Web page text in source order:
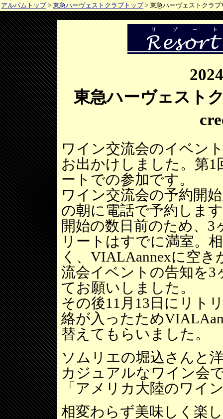
アルバムトップ> 東急ハーヴェストクラブトップ> 東急ハーヴェストクラブ
東急ハーヴェスト
ワイン交流会のイベン
お出かけしました。第
ートでの参加です。
ワイン交流会の予約開
の朝に電話で予約しま
開始の数日前のため、
リートはすでに満室。
く、VIALAannexに空
流会イベントの告知を3
てお願いしました。
その後11月13日にリト
絡が入ったため
替えてもらいました。
ソムリエの堀込さんと
カジュアルなワイン会
「アメリカ大陸のワイ
相変わらず美味しく楽